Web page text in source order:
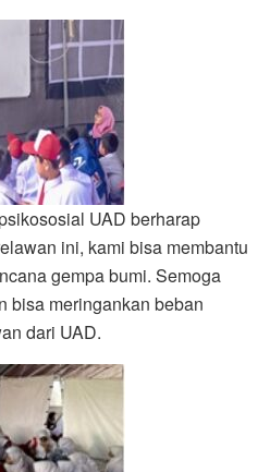
UAD berharap
ini, kami bisa membantu
gempa bumi. Semoga
bisa meringankan beban
dari UAD.